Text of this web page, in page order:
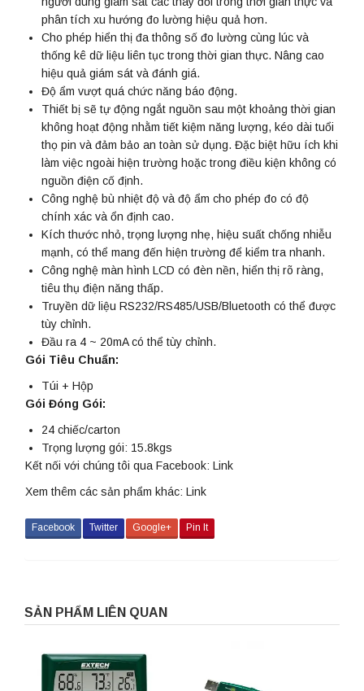
phân tích xu hướng đo lường hiệu quả hơn.
Cho phép hiển thị đa thông số đo lường cùng lúc và
thống kê dữ liệu liên tục trong thời gian thực. Nâng cao
hiệu quả giám sát và đánh giá.
Độ ẩm vượt quá chức năng báo động.
Thiết bị sẽ tự động ngắt nguồn sau một khoảng thời gian
không hoạt động nhằm tiết kiệm năng lượng, kéo dài tuổi
thọ pin và đảm bảo an toàn sử dụng. Đặc biệt hữu ích khi
làm việc ngoài hiện trường hoặc trong điều kiện không có
nguồn điện cố định.
Công nghệ bù nhiệt độ và độ ẩm cho phép đo có độ
chính xác và ổn định cao.
Kích thước nhỏ, trọng lượng nhẹ, hiệu suất chống nhiễu
mạnh, có thể mang đến hiện trường để kiểm tra nhanh.
Công nghệ màn hình LCD có đèn nền, hiển thị rõ ràng,
tiêu thụ điện năng thấp.
Truyền dữ liệu RS232/RS485/USB/Bluetooth có thể được
tùy chỉnh.
Đầu ra 4 ~ 20mA có thể tùy chỉnh.
Gói Tiêu Chuẩn:
Túi + Hộp
Gói Đóng Gói:
24 chiếc/carton
Trọng lượng gói: 15.8kgs
Kết nối với chúng tôi qua Facebook: Link
Xem thêm các sản phẩm khác: Link
Facebook Twitter Google+ Pin It
SẢN PHẨM LIÊN QUAN